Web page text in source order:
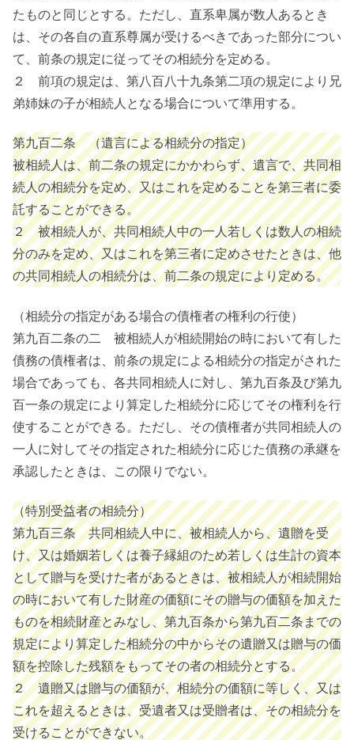
たものと同じとする。ただし、直系卑属が数人あるとき
は、その各自の直系尊属が受けるべきであった部分につい
て、前条の規定に従ってその相続分を定める。
２ 前項の規定は、第八百八十九条第二項の規定により兄
弟姉妹の子が相続人となる場合について準用する。
第九百二条 （遺言による相続分の指定）
被相続人は、前二条の規定にかかわらず、遺言で、共同相
続人の相続分を定め、又はこれを定めることを第三者に委
託することができる。
２ 被相続人が、共同相続人中の一人若しくは数人の相続
分のみを定め、又はこれを第三者に定めさせたときは、他
の共同相続人の相続分は、前二条の規定により定める。
（相続分の指定がある場合の債権者の権利の行使）
第九百二条の二 被相続人が相続開始の時において有した
債務の債権者は、前条の規定による相続分の指定がされた
場合であっても、各共同相続人に対し、第九百条及び第九
百一条の規定により算定した相続分に応じてその権利を行
使することができる。ただし、その債権者が共同相続人の
一人に対してその指定された相続分に応じた債務の承継を
承認したときは、この限りでない。
（特別受益者の相続分）
第九百三条 共同相続人中に、被相続人から、遺贈を受
け、又は婚姻若しくは養子縁組のため若しくは生計の資本
として贈与を受けた者があるときは、被相続人が相続開始
の時において有した財産の価額にその贈与の価額を加えた
ものを相続財産とみなし、第九百条から第九百二条までの
規定により算定した相続分の中からその遺贈又は贈与の価
額を控除した残額をもってその者の相続分とする。
２ 遺贈又は贈与の価額が、相続分の価額に等しく、又は
これを超えるときは、受遺者又は受贈者は、その相続分を
受けることができない。